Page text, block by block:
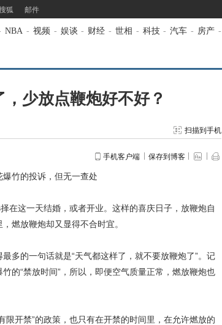
狐 邮件
NBA - 视频 - 娱谈 - 财经 - 世相 - 科技 - 汽车 - 房产 -
少放点鞭炮好不好？
扫描到手机
手机客户端 保存到博客
竹的投诉，但无一查处
这一天结婚，或者开业。这样的喜庆日子，放鞭炮自
燃放鞭炮却又显得不合时宜。
的一句话就是“天气都这样了，就不要放鞭炮了”。记
的“禁放时间”，所以，即便空气质量正常，燃放鞭炮也
开禁”的政策，也只有在开禁的时间里，在允许燃放的